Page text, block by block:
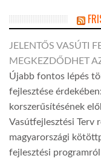
JELENTŐS VASÚTI
MEGKEZDŐDHET
Újabb fontos lépés
fejlesztése
korszerűsítésének
Vasútfejlesztési Terv
magyarországi
fejlesztési